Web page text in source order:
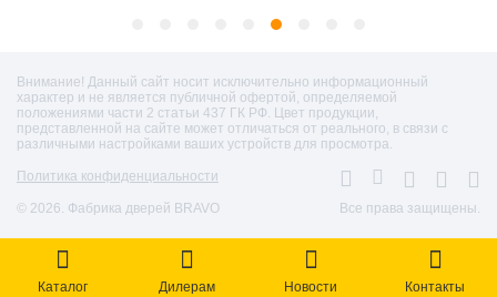
Внимание! Данный сайт носит исключительно информационный
характер и не является публичной офертой, определяемой
положениями части 2 статьи 437 ГК РФ. Цвет продукции,
представленной на сайте может отличаться от реального, в связи с
различными настройками ваших устройств для просмотра.
Политика конфиденциальности
© 2026. Фабрика дверей BRAVO Все права защищены.
Каталог Дилерам Новости Контакты